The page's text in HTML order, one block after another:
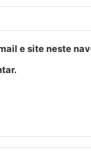
e site neste